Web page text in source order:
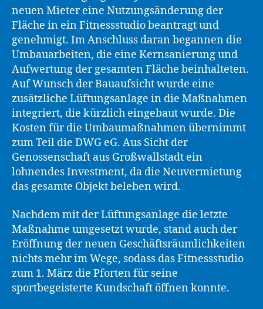
neuen Mieter eine Nutzungsänderung der
Fläche in ein Fitnessstudio beantragt und
genehmigt. Im Anschluss daran begannen die
Umbauarbeiten, die eine Kernsanierung und
Aufwertung der gesamten Fläche beinhalteten.
Auf Wunsch der Bauaufsicht wurde eine
zusätzliche Lüftungsanlage in die Maßnahmen
integriert, die kürzlich eingebaut wurde. Die
Kosten für die Umbaumaßnahmen übernimmt
zum Teil die DWG eG. Aus Sicht der
Genossenschaft aus Großwallstadt ein
lohnendes Investment, da die Neuvermietung
das gesamte Objekt beleben wird.
Nachdem mit der Lüftungsanlage die letzte
Maßnahme umgesetzt wurde, stand auch der
Eröffnung der neuen Geschäftsräumlichkeiten
nichts mehr im Wege, sodass das Fitnessstudio
zum 1. März die Pforten für seine
sportbegeisterte Kundschaft öffnen konnte.